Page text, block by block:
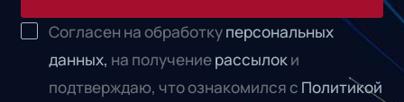
Согласен на обработкуперсональных
данных, на получениерассылоки
подтверждаю, что ознакомился с Политикой